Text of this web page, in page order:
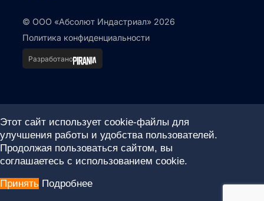
© ООО «Абсолют Индастриал» 2026
Политика конфиденциальности
Разработано
Этот сайт использует cookie-файлы для
улучшения работы и удобства пользователей.
Продолжая пользоваться сайтом, вы
соглашаетесь с использованием cookie.
Принять Подробнее